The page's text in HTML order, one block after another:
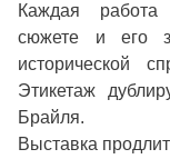
Каждая работа
сюжете и его
исторической
Этикетаж
Брайля.
Выставка